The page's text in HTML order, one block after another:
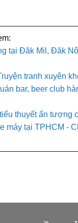
tại Đăk Mil, Đăk
tranh xuyên
bar, beer club
thuyết ấn tượng
máy tại TPHCM -